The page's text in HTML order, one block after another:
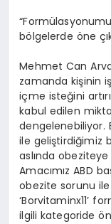
bölgelerde öne
Mehmet Can
zamanda kişinin
içme isteğini
kabul edilen
dengelenebiliyor.
ile geliştirdiğimiz
aslında obeziteye
Amacımız ABD
obezite sorunu
‘Borvitaminx11’
ilgili kategoride